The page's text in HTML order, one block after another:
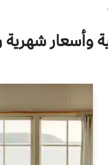
28 مراجعات
وأسعار شهرية